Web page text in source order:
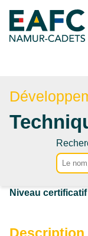
ACCUEIL
FORMATIONS
TOUTES
HORAIRES
Niveau certificatif